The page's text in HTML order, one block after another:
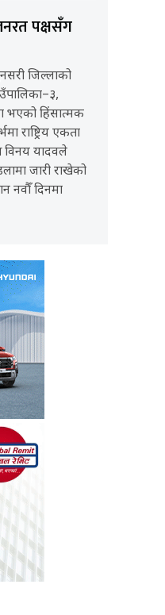
पक्षसँग
जिल्लाको
भएको हिंसात्मक
राष्ट्रिय एकता
यादवले
जारी राखेको
दिनमा